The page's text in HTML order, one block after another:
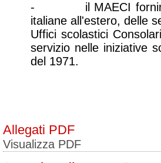
- il MAECI fornirà
italiane all'estero, delle
Uffici scolastici
servizio nelle iniziative
del 1971.
Allegati PDF
Visualizza PDF